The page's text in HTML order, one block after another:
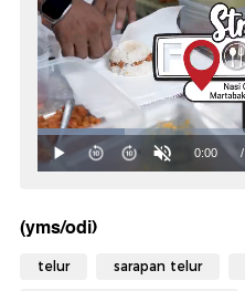
(yms/odi)
telur sarapan telur